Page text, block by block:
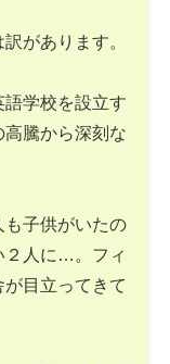
があります。
学校を設立す
騰から深刻な
も子供がいたの
２人に…。フィ
目立ってきて